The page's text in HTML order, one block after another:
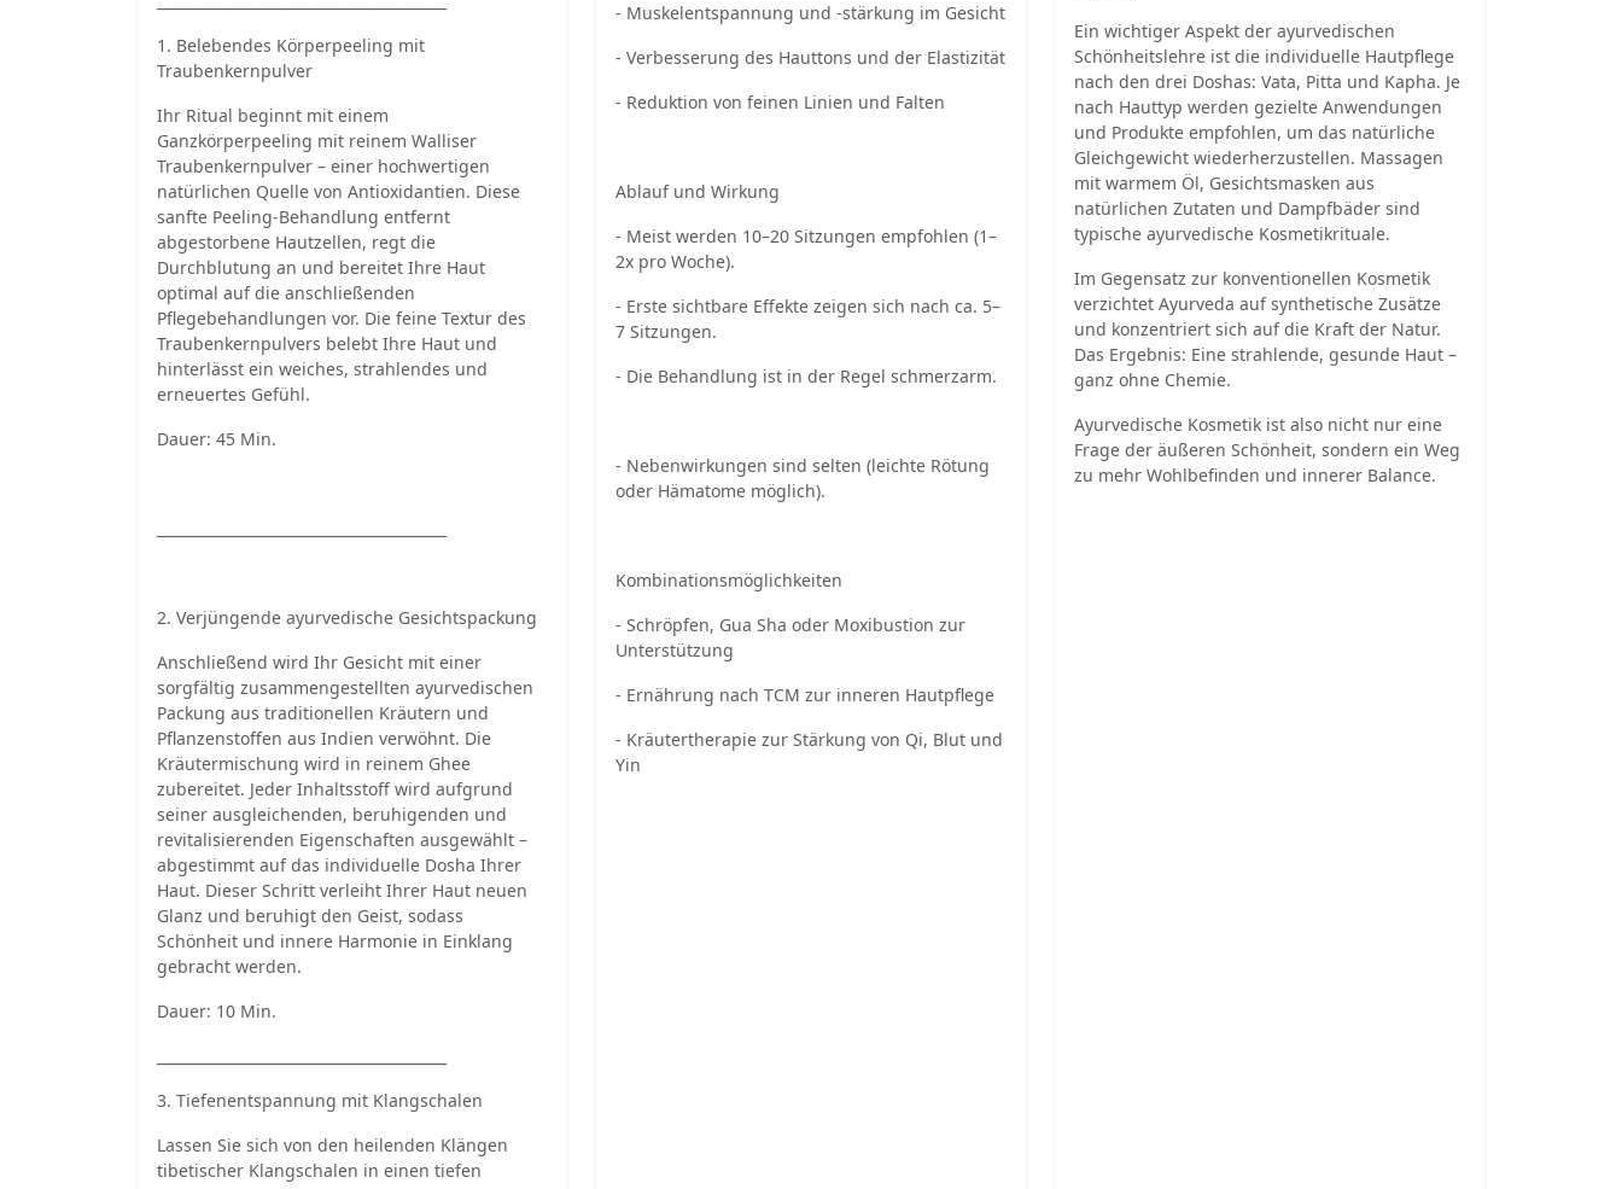
1. Belebendes Körperpeeling mit
Traubenkernpulver
Ihr Ritual beginnt mit einem
Ganzkörperpeeling mit reinem Walliser
Traubenkernpulver – einer hochwertigen
natürlichen Quelle von Antioxidantien. Diese
sanfte Peeling-Behandlung entfernt
abgestorbene Hautzellen, regt die
Durchblutung an und bereitet Ihre Haut
optimal auf die anschließenden
Pflegebehandlungen vor. Die feine Textur des
Traubenkernpulvers belebt Ihre Haut und
hinterlässt ein weiches, strahlendes und
erneuertes Gefühl.
Dauer: 45 Min.
2. Verjüngende ayurvedische Gesichtspackung
Anschließend wird Ihr Gesicht mit einer
sorgfältig zusammengestellten ayurvedischen
Packung aus traditionellen Kräutern und
Pflanzenstoffen aus Indien verwöhnt. Die
Kräutermischung wird in reinem Ghee
zubereitet. Jeder Inhaltsstoff wird aufgrund
seiner ausgleichenden, beruhigenden und
revitalisierenden Eigenschaften ausgewählt –
abgestimmt auf das individuelle Dosha Ihrer
Haut. Dieser Schritt verleiht Ihrer Haut neuen
Glanz und beruhigt den Geist, sodass
Schönheit und innere Harmonie in Einklang
gebracht werden.
Dauer: 10 Min.
3. Tiefenentspannung mit Klangschalen
Lassen Sie sich von den heilenden Klängen
tibetischer Klangschalen in einen tiefen
- Muskelentspannung und -stärkung im Gesicht
- Verbesserung des Hauttons und der Elastizität
- Reduktion von feinen Linien und Falten
Ablauf und Wirkung
- Meist werden 10–20 Sitzungen empfohlen (1–
2x pro Woche).
- Erste sichtbare Effekte zeigen sich nach ca. 5–
7 Sitzungen.
- Die Behandlung ist in der Regel schmerzarm.
- Nebenwirkungen sind selten (leichte Rötung
oder Hämatome möglich).
Kombinationsmöglichkeiten
- Schröpfen, Gua Sha oder Moxibustion zur
Unterstützung
- Ernährung nach TCM zur inneren Hautpflege
- Kräutertherapie zur Stärkung von Qi, Blut und
Yin
Ein wichtiger Aspekt der ayurvedischen
Schönheitslehre ist die individuelle Hautpflege
nach den drei Doshas: Vata, Pitta und Kapha. Je
nach Hauttyp werden gezielte Anwendungen
und Produkte empfohlen, um das natürliche
Gleichgewicht wiederherzustellen. Massagen
mit warmem Öl, Gesichtsmasken aus
natürlichen Zutaten und Dampfbäder sind
typische ayurvedische Kosmetikrituale.
Im Gegensatz zur konventionellen Kosmetik
verzichtet Ayurveda auf synthetische Zusätze
und konzentriert sich auf die Kraft der Natur.
Das Ergebnis: Eine strahlende, gesunde Haut –
ganz ohne Chemie.
Ayurvedische Kosmetik ist also nicht nur eine
Frage der äußeren Schönheit, sondern ein Weg
zu mehr Wohlbefinden und innerer Balance.